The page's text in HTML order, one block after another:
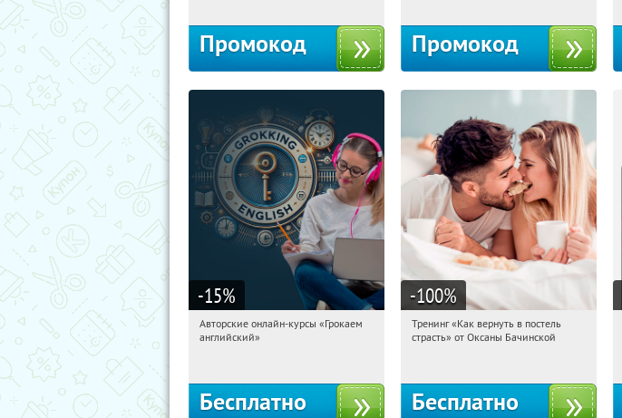
Промокод Промокод
-15%
12:57:40 Получили:
Авторские онлайн-курсы «Грокаем
английский»
Бесплатно
-100%
12:57:40 Получили:
Тренинг «Как вернуть в постель
страсть» от Оксаны Бачинской
Бесплатно